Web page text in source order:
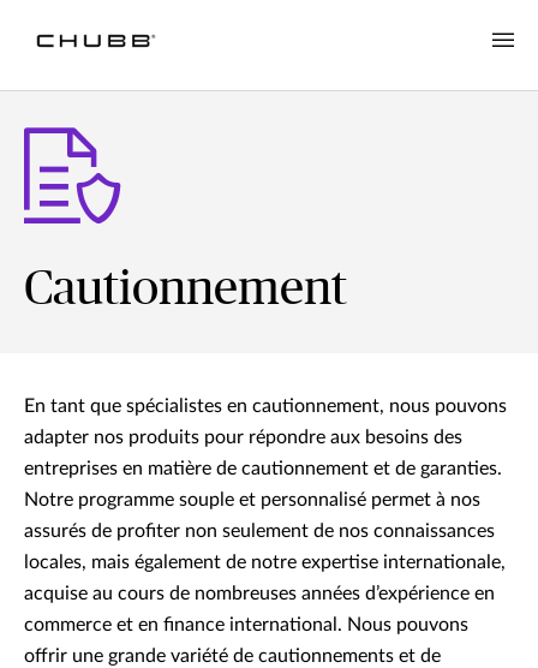
Cautionnement
En tant que spécialistes en cautionnement, nous pouvons
adapter nos produits pour répondre aux besoins des
entreprises en matière de cautionnement et de garanties.
Notre programme souple et personnalisé permet à nos
assurés de profiter non seulement de nos connaissances
locales, mais également de notre expertise internationale,
acquise au cours de nombreuses années d’expérience en
commerce et en finance international. Nous pouvons
offrir une grande variété de cautionnements et de